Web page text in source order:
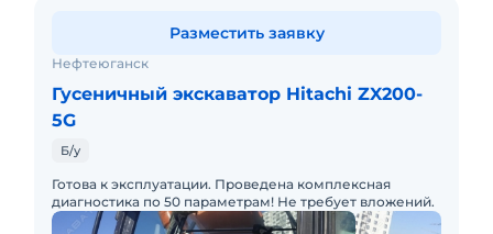
Нефтеюганск
Гусеничный экскаватор Hitachi ZX200-
5G
Б/у
Готова к эксплуатации. Проведена комплексная
диагностика по 50 параметрам! Не требует вложений.
Разместить заявку